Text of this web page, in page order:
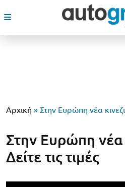
Αρχική » Στην Ευρώπη νέα
Στην Ευρώπη νέα
Δείτε τις τιμές